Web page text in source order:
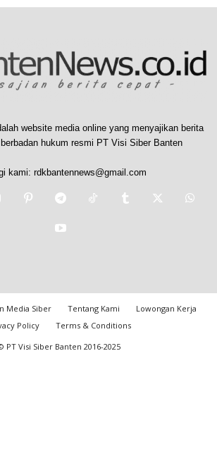
website media online yang menyajikan berita
hukum resmi PT Visi Siber Banten
kami: rdkbantennews@gmail.com
Media Siber Tentang Kami
Lowongan Kerja
Policy
Terms & Conditions
PT Visi Siber Banten 2016-2025